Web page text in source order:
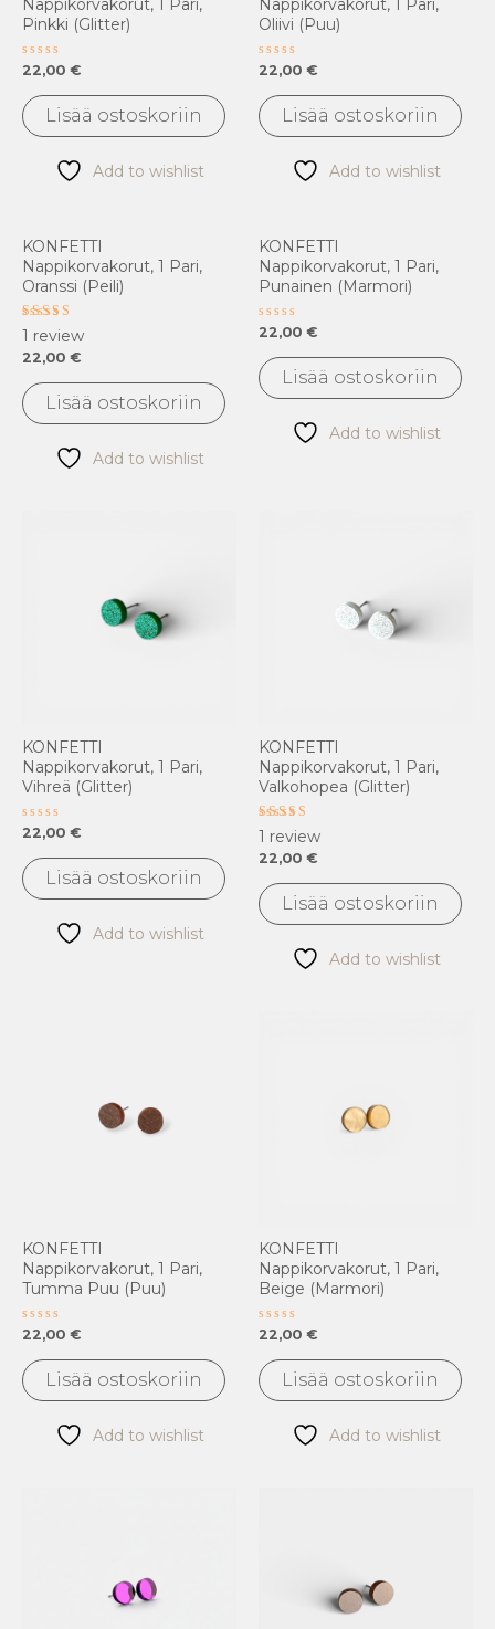
Nappikorvakorut, 1 Pari,
Pinkki (glitter)
Arvostelu
tuotteesta:
/
5
22,00 €
Lisää ostoskoriin
Add to wishlist
Nappikorvakorut, 1 Pari,
Oliivi (puu)
Arvostelu
tuotteesta:
/
5
22,00 €
Lisää ostoskoriin
Add to wishlist
KONFETTI
Nappikorvakorut, 1 Pari,
Oranssi (peili)
Arvostelu
tuotteesta:
5.00
1 review
22,00 €
Lisää ostoskoriin
Add to wishlist
KONFETTI
Nappikorvakorut, 1 Pari,
Punainen (marmori)
Arvostelu
tuotteesta:
/
5
22,00 €
Lisää ostoskoriin
Add to wishlist
KONFETTI
Nappikorvakorut, 1 Pari,
Vihreä (glitter)
Arvostelu
tuotteesta:
/
5
22,00 €
Lisää ostoskoriin
Add to wishlist
KONFETTI
Nappikorvakorut, 1 Pari,
Valkohopea (glitter)
Arvostelu
tuotteesta:
5.00
1 review
22,00 €
Lisää ostoskoriin
Add to wishlist
KONFETTI
Nappikorvakorut, 1 Pari,
Tumma Puu (puu)
Arvostelu
tuotteesta:
/
5
22,00 €
Lisää ostoskoriin
Add to wishlist
KONFETTI
Nappikorvakorut, 1 Pari,
Beige (marmori)
Arvostelu
tuotteesta:
/
5
22,00 €
Lisää ostoskoriin
Add to wishlist